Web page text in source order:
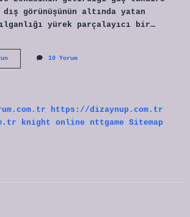
görünüşünün altında yatan
yürek parçalayıcı bir…
Seval
10 Yorum
https://dizaynup.com.tr
knight online nttgame Sitemap